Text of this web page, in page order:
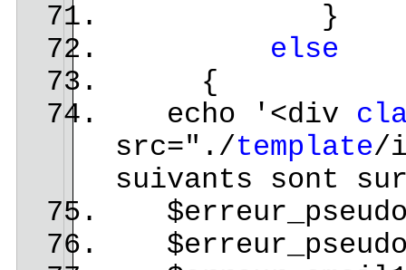
}
else
{
echo '<div
src="./template/
suivants sont